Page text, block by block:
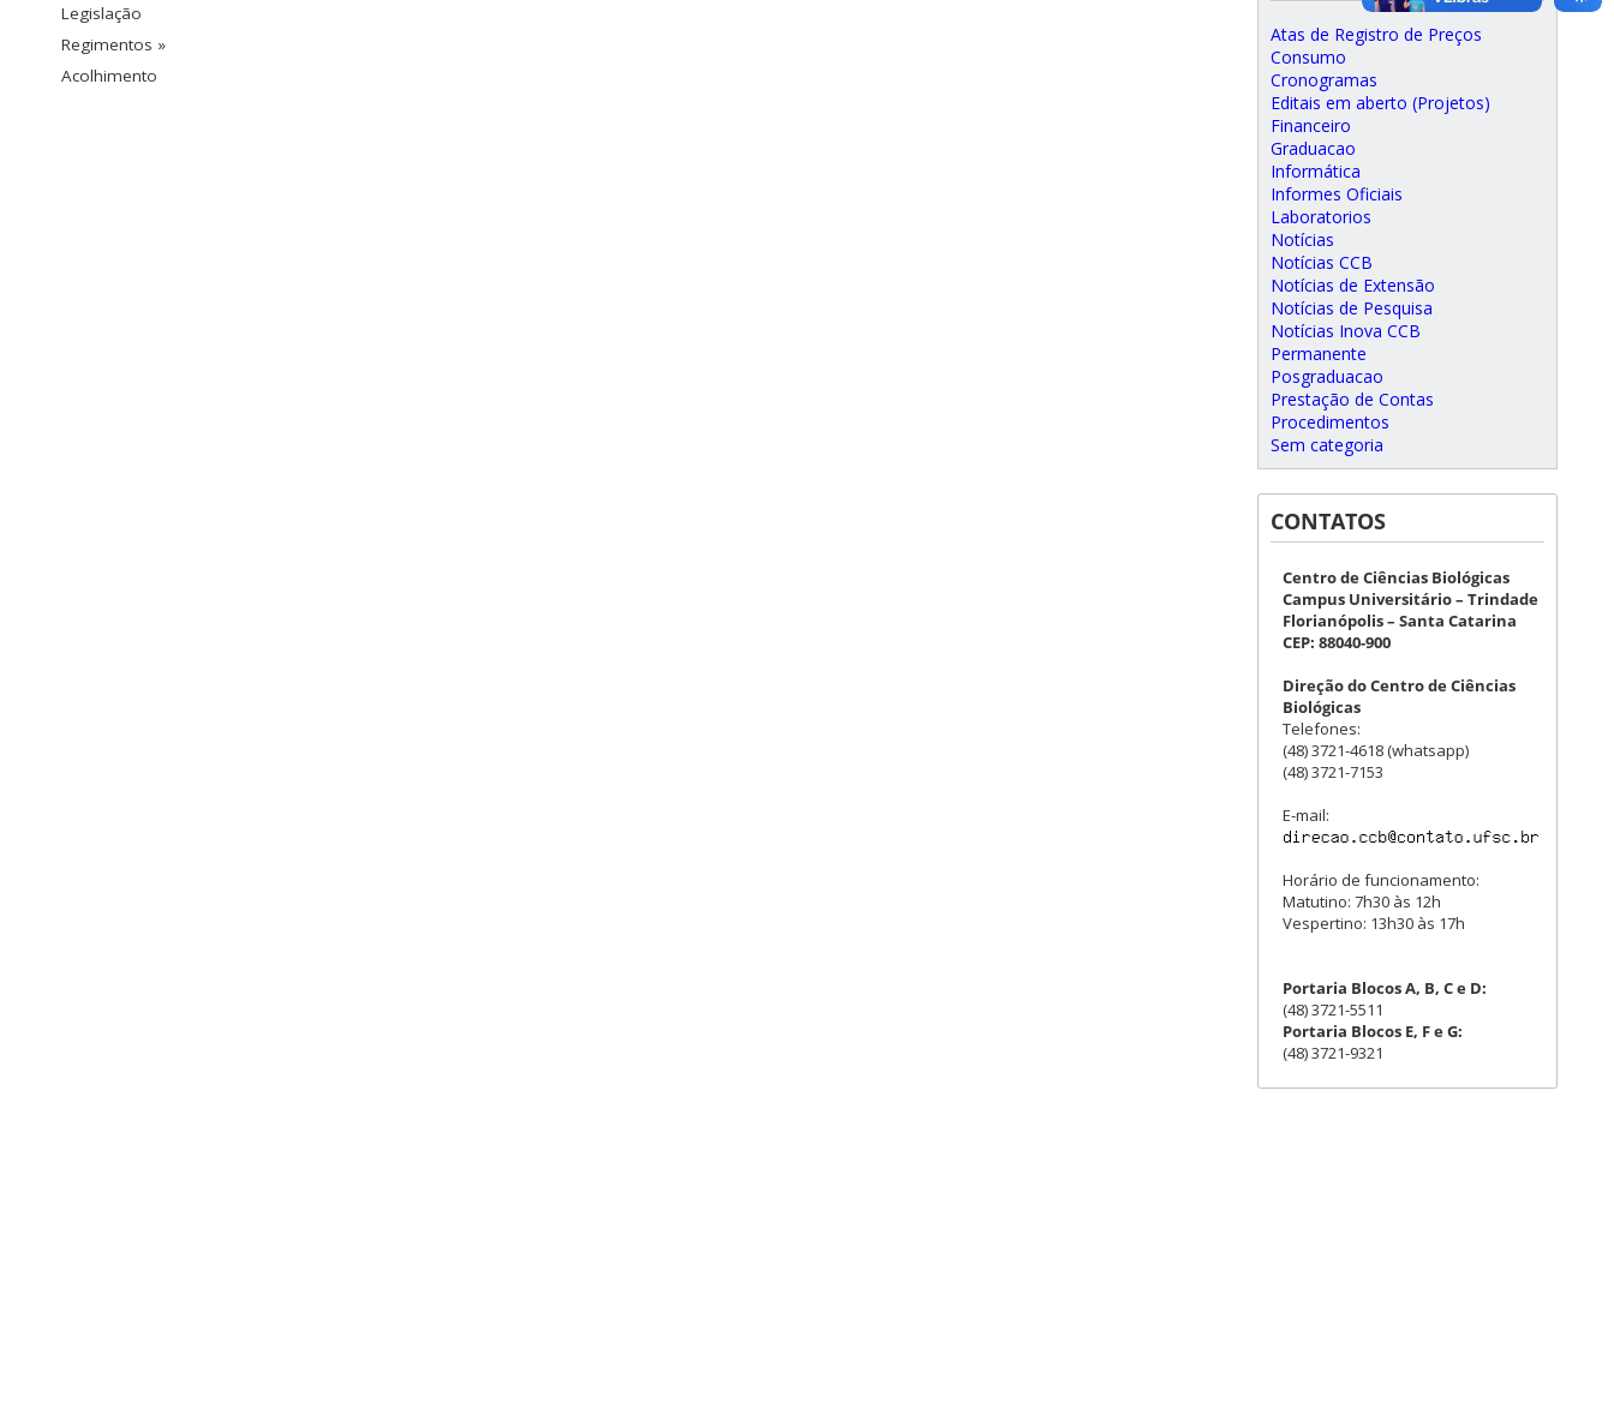
Legislação
Regimentos »
Acolhimento
Atas de Registro de Preços
Consumo
Cronogramas
Editais em aberto (Projetos)
Financeiro
Graduacao
Informática
Informes Oficiais
Laboratorios
Notícias
Notícias CCB
Notícias de Extensão
Notícias de Pesquisa
Notícias Inova CCB
Permanente
Posgraduacao
Prestação de Contas
Procedimentos
Sem categoria
CONTATOS
Centro de Ciências Biológicas
Campus Universitário – Trindade
Florianópolis – Santa Catarina
CEP: 88040-900
Direção do Centro de Ciências
Biológicas
Telefones:
(48) 3721-4618 (whatsapp)
(48) 3721-7153
E-mail:
Horário de funcionamento:
Matutino: 7h30 às 12h
Vespertino: 13h30 às 17h
Portaria Blocos A, B, C e D:
(48) 3721-5511
Portaria Blocos E, F e G:
(48) 3721-9321